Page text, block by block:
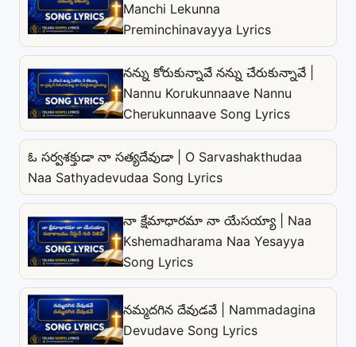
Manchi Lekunna
Preminchinavayya Lyrics
నన్ను కోరుకున్నావే నన్ను చేరుకున్నావే |
Nannu Korukunnaave Nannu
Cherukunnaave Song Lyrics
ఓ సర్వశక్తుడా నా సత్యదేవుడా | O Sarvashakthudaa
Naa Sathyadevudaa Song Lyrics
నా క్షేమాధారమా నా యేసయ్యా | Naa
Kshemadharama Naa Yesayya
Song Lyrics
నమ్మదగిన దేవుడవే | Nammadagina
Devudave Song Lyrics